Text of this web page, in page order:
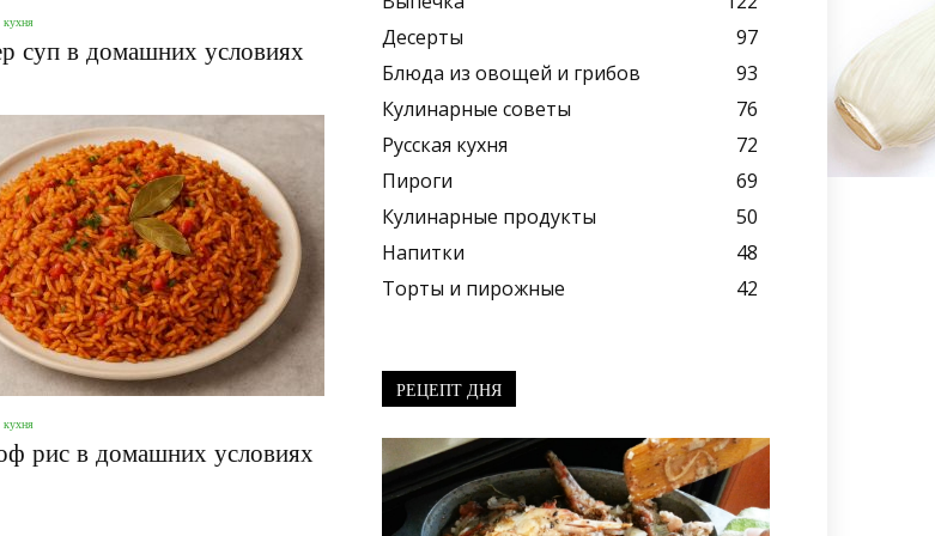
блюда
+
кухня
суп в домашних условиях
кухня
рис в домашних условиях
Десерты
97
Блюда из овощей и грибов
93
Кулинарные советы
76
Русская кухня
72
Пироги
69
Кулинарные продукты
50
Напитки
48
Торты и пирожные
42
РЕЦЕПТ ДНЯ